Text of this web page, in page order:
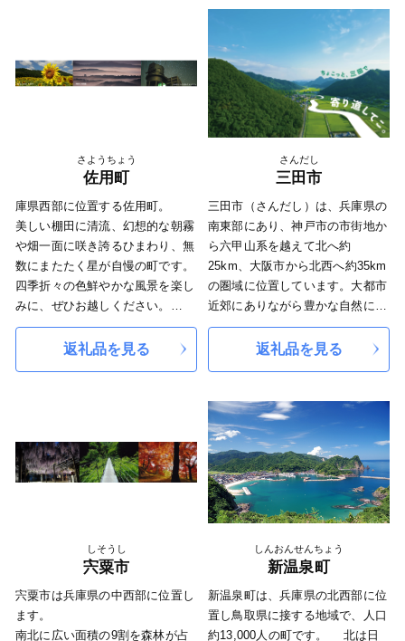
たことから「現代いちじく発祥の
地」といわれています。 寄付金
さようちょう
佐用町
庫県西部に位置する佐用町。
美しい棚田に清流、幻想的な朝霧
や畑一面に咲き誇るひまわり、無
数にまたたく星が自慢の町です。
四季折々の色鮮やかな風景を楽し
みに、ぜひお越しください。
そして、もう一つの自慢がこの美
しい風土で育まれた農産物や特産
品の数々とそれらを作る人々の想
ふるさと佐用町のまちづくりを応
援くださいますようお願いしま
す。
返礼品を見る
さんだし
三田市
三田市（さんだし）は、兵庫県の
南東部にあり、神戸市の市街地か
ら六甲山系を越えて北へ約
25km、大阪市から北西へ約35km
の圏域に位置しています。大都市
近郊にありながら豊かな自然に恵
まれ、市内には美しい街並みのニ
ュータウン、里山や田園景観など
日本の原風景が残る農村地域、そ
る市街地など、個性あふれるたく
さんの魅力があるまちです。
返礼品を見る
しそうし
宍粟市
宍粟市は兵庫県の中西部に位置し
ます。
南北に広い面積の9割を森林が占
しんおんせんちょう
新温泉町
新温泉町は、兵庫県の北西部に位
置し鳥取県に接する地域で、人口
約13,000人の町です。 北は日